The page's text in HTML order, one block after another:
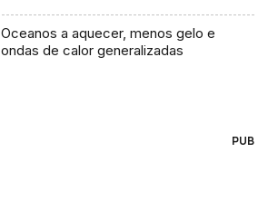
Oceanos a aquecer, menos gelo e
ondas de calor generalizadas
PUB